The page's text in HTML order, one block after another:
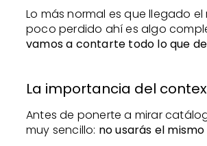
Lo más normal es que llegado
poco perdido ahí es algo
vamos a contarte todo lo que
La importancia del
Antes de ponerte a mirar
muy sencillo: no usarás el